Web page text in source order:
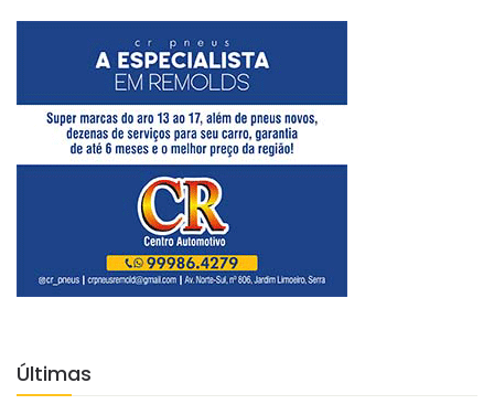
Últimas